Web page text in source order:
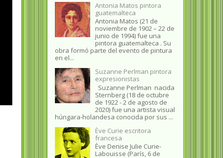
Antonia Matos pintora
guatemalteca
Antonia Matos (21 de
noviembre de 1902 – 22 de
junio de 1994) fue una
pintora guatemalteca . Su
obra formó parte del evento de pintura
en el...
Suzanne Perlman pintora
expresionistas
Suzanne Perlman nacida
Sternberg (18 de octubre
de 1922 - 2 de agosto de
2020) fue una artista visual
húngara-holandesa conocida por sus ...
Ève Curie escritora
francesa
Ève Denise Julie Curie-
Labouisse (París, 6 de